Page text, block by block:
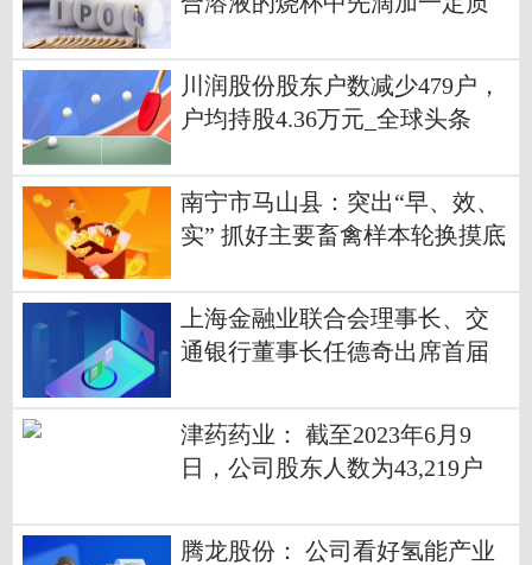
的反应现象）|环球动态
川润股份股东户数减少479户，
户均持股4.36万元_全球头条
南宁市马山县：突出“早、效、
实” 抓好主要畜禽样本轮换摸底
上海金融业联合会理事长、交
通银行董事长任德奇出席首届
辞
津药药业： 截至2023年6月9
日，公司股东人数为43,219户
腾龙股份： 公司看好氢能产业